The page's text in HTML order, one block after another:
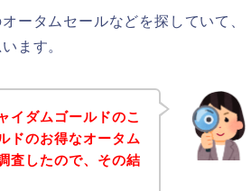
ータムセールなどを探していて、
ます。
イダムゴールドのこ
ドのお得なオータム
査したので、その結